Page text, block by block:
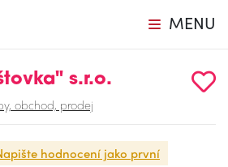
MENU
s.r.o.
obchod, prodej
hodnocení jako první